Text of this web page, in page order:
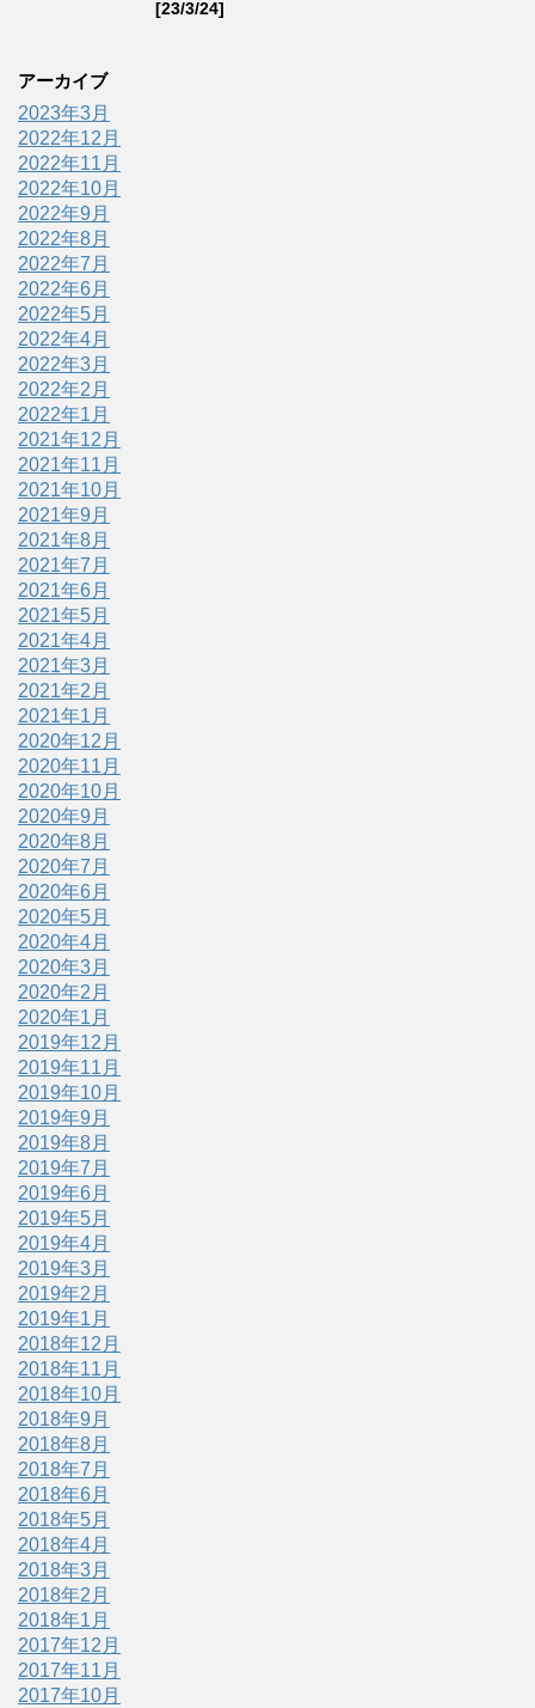
[23/3/24]
アーカイブ
2023年3月
2022年12月
2022年11月
2022年10月
2022年9月
2022年8月
2022年7月
2022年6月
2022年5月
2022年4月
2022年3月
2022年2月
2022年1月
2021年12月
2021年11月
2021年10月
2021年9月
2021年8月
2021年7月
2021年6月
2021年5月
2021年4月
2021年3月
2021年2月
2021年1月
2020年12月
2020年11月
2020年10月
2020年9月
2020年8月
2020年7月
2020年6月
2020年5月
2020年4月
2020年3月
2020年2月
2020年1月
2019年12月
2019年11月
2019年10月
2019年9月
2019年8月
2019年7月
2019年6月
2019年5月
2019年4月
2019年3月
2019年2月
2019年1月
2018年12月
2018年11月
2018年10月
2018年9月
2018年8月
2018年7月
2018年6月
2018年5月
2018年4月
2018年3月
2018年2月
2018年1月
2017年12月
2017年11月
2017年10月